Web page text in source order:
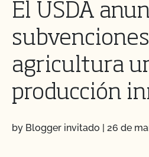
El USDA
agricultura
producción
by Blogger invitado | 26 de